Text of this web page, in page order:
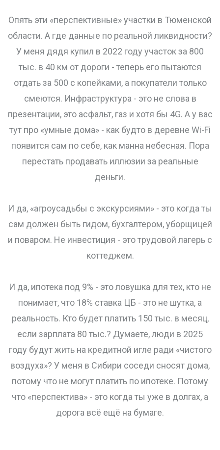
Опять эти «перспективные» участки в Тюменской
области. А где данные по реальной ликвидности?
У меня дядя купил в 2022 году участок за 800
тыс. в 40 км от дороги - теперь его пытаются
отдать за 500 с копейками, а покупатели только
смеются. Инфраструктура - это не слова в
презентации, это асфальт, газ и хотя бы 4G. А у вас
тут про «умные дома» - как будто в деревне Wi-Fi
появится сам по себе, как манна небесная. Пора
перестать продавать иллюзии за реальные
деньги.
И да, «агроусадьбы с экскурсиями» - это когда ты
сам должен быть гидом, бухгалтером, уборщицей
и поваром. Не инвестиция - это трудовой лагерь с
коттеджем.
И да, ипотека под 9% - это ловушка для тех, кто не
понимает, что 18% ставка ЦБ - это не шутка, а
реальность. Кто будет платить 150 тыс. в месяц,
если зарплата 80 тыс.? Думаете, люди в 2025
году будут жить на кредитной игле ради «чистого
воздуха»? У меня в Сибири соседи сносят дома,
потому что не могут платить по ипотеке. Потому
что «перспектива» - это когда ты уже в долгах, а
дорога всё ещё на бумаге.